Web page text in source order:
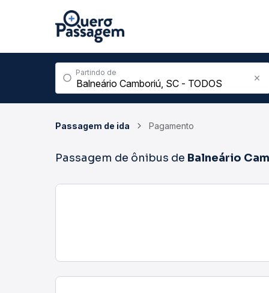
Partindo de
Passagem de ida Pagamento
Passagem de ônibus de Balneário